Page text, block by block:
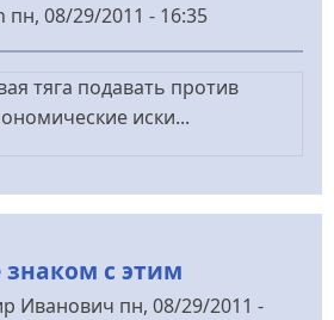
пн, 08/29/2011 - 16:35
тяга подавать против
иски...
с этим
Иванович пн, 08/29/2011 -